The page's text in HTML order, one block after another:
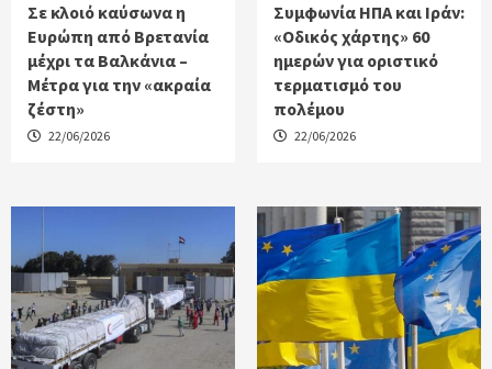
Σε κλοιό καύσωνα η
Ευρώπη από Βρετανία
μέχρι τα Βαλκάνια –
Μέτρα για την «ακραία
ζέστη»
22/06/2026
Συμφωνία ΗΠΑ και Ιράν:
«Οδικός χάρτης» 60
ημερών για οριστικό
τερματισμό του
πολέμου
22/06/2026